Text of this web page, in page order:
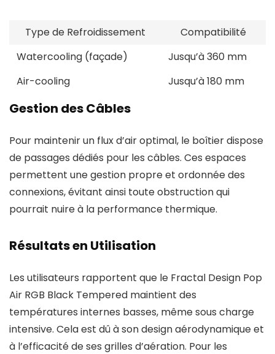
Type de Refroidissement
Compatibilité
Watercooling (façade)
Jusqu’à 360 mm
Air-cooling
Jusqu’à 180 mm
Gestion des Câbles
Pour maintenir un flux d’air optimal, le boîtier dispose
de passages dédiés pour les câbles. Ces espaces
permettent une gestion propre et ordonnée des
connexions, évitant ainsi toute obstruction qui
pourrait nuire à la performance thermique.
Résultats en Utilisation
Les utilisateurs rapportent que le Fractal Design Pop
Air RGB Black Tempered maintient des
températures internes basses, même sous charge
intensive. Cela est dû à son design aérodynamique et
à l’efficacité de ses grilles d’aération. Pour les